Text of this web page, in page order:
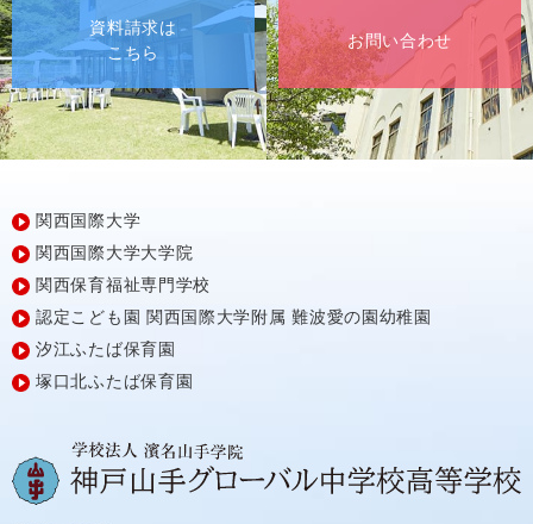
資料請求は
こちら
お問い合わせ
関西国際大学
関西国際大学大学院
関西保育福祉専門学校
認定こども園 関西国際大学附属 難波愛の園幼稚園
汐江ふたば保育園
塚口北ふたば保育園